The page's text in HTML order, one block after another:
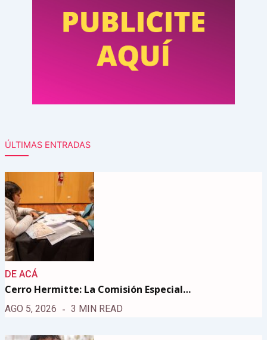
ÚLTIMAS ENTRADAS
DE ACÁ
Cerro Hermitte: La Comisión Especial…
AGO 5, 2026 3 MIN READ